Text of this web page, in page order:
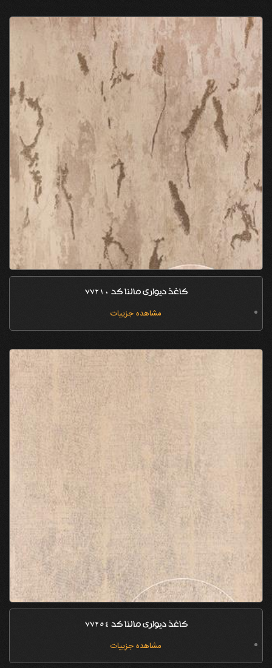
کاغذ دیواری مالنا کد 77210
مشاهده جزییات
کاغذ دیواری مالنا کد 77254
مشاهده جزییات